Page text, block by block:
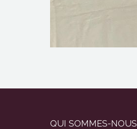
QUI SOMMES-NOUS